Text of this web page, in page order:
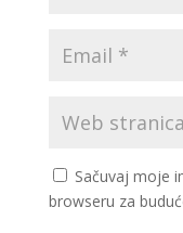
Sačuvaj moje
browseru za